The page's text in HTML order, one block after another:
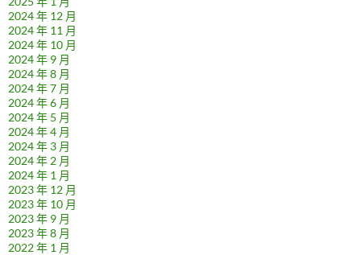
2024 年 12 月
2024 年 11 月
2024 年 10 月
2024 年 9 月
2024 年 8 月
2024 年 7 月
2024 年 6 月
2024 年 5 月
2024 年 4 月
2024 年 3 月
2024 年 2 月
2024 年 1 月
2023 年 12 月
2023 年 10 月
2023 年 9 月
2023 年 8 月
2022 年 1 月